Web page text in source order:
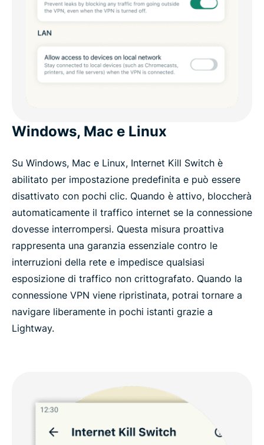
Windows, Mac e Linux
Su Windows, Mac e Linux, Internet Kill Switch è
abilitato per impostazione predefinita e può essere
disattivato con pochi clic. Quando è attivo, bloccherà
automaticamente il traffico internet se la connessione
dovesse interrompersi. Questa misura proattiva
rappresenta una garanzia essenziale contro le
interruzioni della rete e impedisce qualsiasi
esposizione di traffico non crittografato. Quando la
connessione VPN viene ripristinata, potrai tornare a
navigare liberamente in pochi istanti grazie a
Lightway.